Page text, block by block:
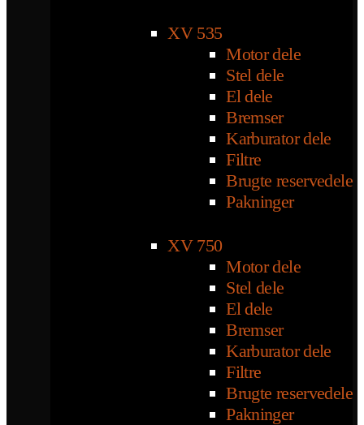
XV 535
Motor dele
Stel dele
El dele
Bremser
Karburator dele
Filtre
Brugte reservedele
Pakninger
XV 750
Motor dele
Stel dele
El dele
Bremser
Karburator dele
Filtre
Brugte reservedele
Pakninger